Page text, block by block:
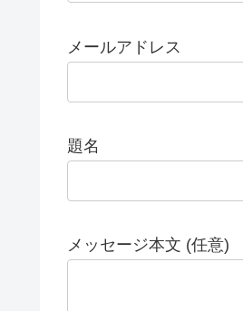
メールアドレス
題名
メッセージ本文 (任意)